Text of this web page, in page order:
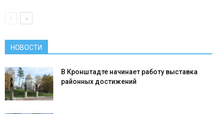
НОВОСТИ
В Кронштадте начинает работу выставка
районных достижений